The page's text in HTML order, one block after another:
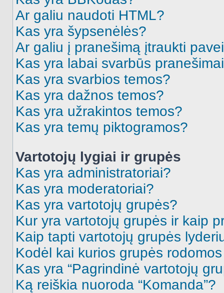
Ar galiu naudoti HTML?
Kas yra šypsenėlės?
Ar galiu į pranešimą įtraukti
Kas yra labai svarbūs
Kas yra svarbios temos?
Kas yra dažnos temos?
Kas yra užrakintos temos?
Kas yra temų piktogramos?
Vartotojų lygiai ir grupės
Kas yra administratoriai?
Kas yra moderatoriai?
Kas yra vartotojų grupės?
Kur yra vartotojų grupės ir kaip
Kaip tapti vartotojų grupės
Kodėl kai kurios grupės
Kas yra “Pagrindinė vartotojų
Ką reiškia nuoroda “Komanda”?